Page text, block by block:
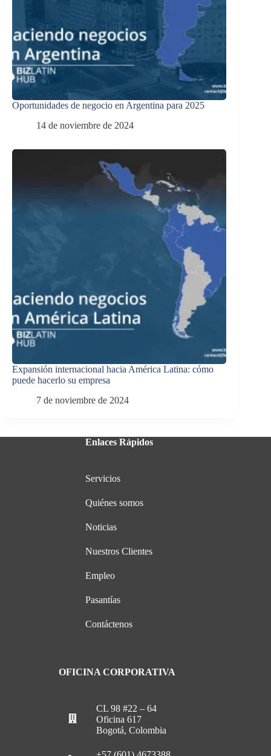
Oportunidades de negocio en Argentina para 2025
14 de noviembre de 2024
Expansión internacional hacia América Latina: cómo
puede hacerlo su empresa
7 de noviembre de 2024
Enlaces Rápidos
Servicios
Quiénes somos
Noticias
Nuestros Clientes
Empleo
Pasantías
Contáctenos
OFICINA CORPORATIVA
CL 98 #22 – 64
Oficina 617
Bogotá, Colombia